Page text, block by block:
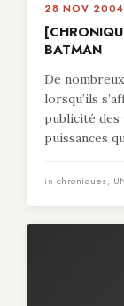
28 NOV 2004
BATMAN
De
lorsqu’ils
publicité des
puissances
in chroniques,